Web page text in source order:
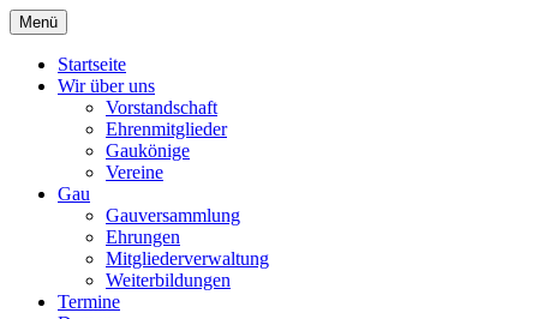
Zum
Inhalt
springen
Schützengau Simbach
Menü
Startseite
Wir über uns
Vorstandschaft
Ehrenmitglieder
Gaukönige
Vereine
Gau
Gauversammlung
Ehrungen
Mitgliederverwaltung
Weiterbildungen
Termine